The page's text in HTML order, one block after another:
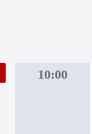
10:00